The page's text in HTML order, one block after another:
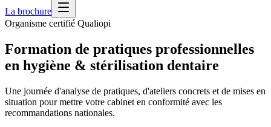
La brochure
Organisme certifié Qualiopi
Formation de pratiques professionnelles
en hygiène & stérilisation dentaire
Une journée d'analyse de pratiques, d'ateliers concrets et de mises en
situation pour mettre votre cabinet en conformité avec les
recommandations nationales.